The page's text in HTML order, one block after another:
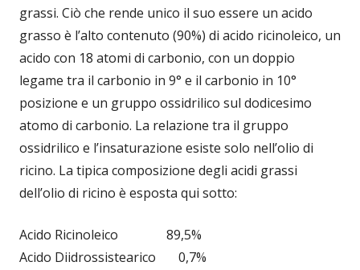
grassi. Ciò che rende unico il suo essere un acido
grasso è l’alto contenuto (90%) di acido ricinoleico, un
acido con 18 atomi di carbonio, con un doppio
legame tra il carbonio in 9° e il carbonio in 10°
posizione e un gruppo ossidrilico sul dodicesimo
atomo di carbonio. La relazione tra il gruppo
ossidrilico e l’insaturazione esiste solo nell’olio di
ricino. La tipica composizione degli acidi grassi
dell’olio di ricino è esposta qui sotto:
Acido Ricinoleico 89,5%
Acido Diidrossistearico 0,7%